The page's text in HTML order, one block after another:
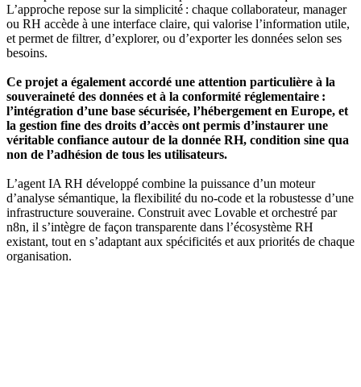
L’approche repose sur la simplicité : chaque collaborateur, manager
ou RH accède à une interface claire, qui valorise l’information utile,
et permet de filtrer, d’explorer, ou d’exporter les données selon ses
besoins.
Ce projet a également accordé une attention particulière à la
souveraineté des données et à la conformité réglementaire :
l’intégration d’une base sécurisée, l’hébergement en Europe, et
la gestion fine des droits d’accès ont permis d’instaurer une
véritable confiance autour de la donnée RH, condition sine qua
non de l’adhésion de tous les utilisateurs.
L’agent IA RH développé combine la puissance d’un moteur
d’analyse sémantique, la flexibilité du no-code et la robustesse d’une
infrastructure souveraine. Construit avec Lovable et orchestré par
n8n, il s’intègre de façon transparente dans l’écosystème RH
existant, tout en s’adaptant aux spécificités et aux priorités de chaque
organisation.